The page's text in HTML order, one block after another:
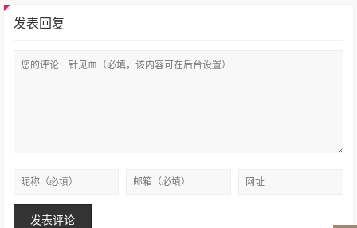
发表回复